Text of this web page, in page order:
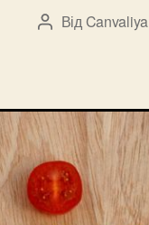
Автор
ВідCanvaliya